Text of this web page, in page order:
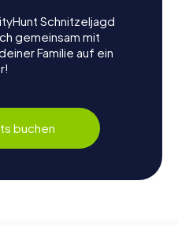
Schnitzeljagd
gemeinsam mit
Familie auf ein
buchen